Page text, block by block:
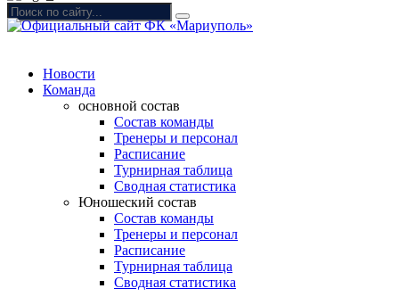
Новости
Команда
основной состав
Состав команды
Тренеры и персонал
Расписание
Турнирная таблица
Сводная статистика
Юношеский состав
Состав команды
Тренеры и персонал
Расписание
Турнирная таблица
Сводная статистика